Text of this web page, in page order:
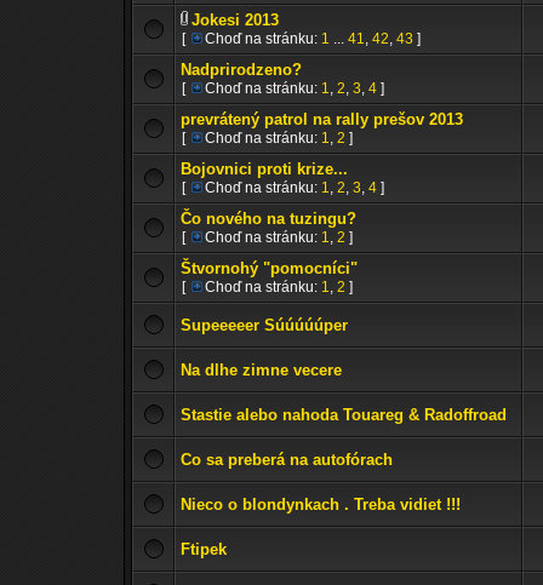
Jokesi 2013
[ Choď na stránku: 1 ... 41, 42, 43 ]
Nadprirodzeno?
[ Choď na stránku: 1, 2, 3, 4 ]
prevrátený patrol na rally prešov 2013
[ Choď na stránku: 1, 2 ]
Bojovnici proti krize...
[ Choď na stránku: 1, 2, 3, 4 ]
Čo nového na tuzingu?
[ Choď na stránku: 1, 2 ]
Štvornohý "pomocníci"
[ Choď na stránku: 1, 2 ]
Supeeeeer Súúúúúper
Na dlhe zimne vecere
Stastie alebo nahoda Touareg & Radoffroad
Co sa preberá na autofórach
Nieco o blondynkach . Treba vidiet !!!
Ftipek